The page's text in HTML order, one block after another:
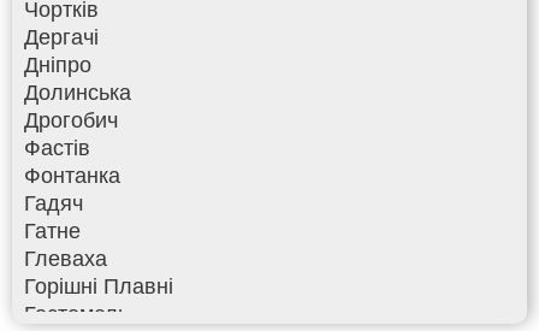
Чортків
Дергачі
Дніпро
Долинська
Дрогобич
Фастів
Фонтанка
Гадяч
Гатне
Глеваха
Горішні Плавні
Гостомель